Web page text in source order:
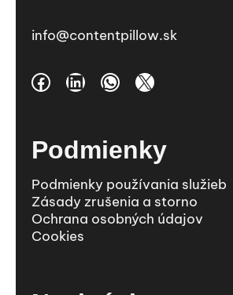
info@contentpillow.sk
Facebook
LinkedIn
WhatsApp
X
Podmienky
Podmienky používania služieb
Zásady zrušenia a storno
Ochrana osobných údajov
Cookies